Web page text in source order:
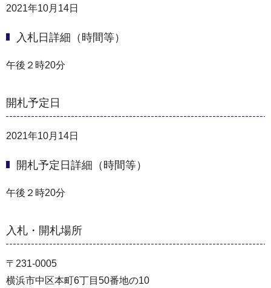
2021年10月14日
入札日詳細（時間等）
午後２時20分
開札予定日
2021年10月14日
開札予定日詳細（時間等）
午後２時20分
入札・開札場所
〒231-0005
横浜市中区本町6丁目50番地の10